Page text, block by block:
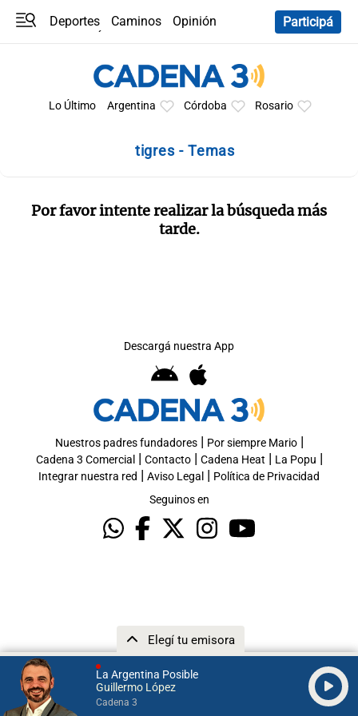
La Argentina Posible
Guillermo López
Cadena 3
Elegí tu emisora
Deportes Caminos
Opinión
Participá
Lo Último Argentina Córdoba Rosario
tigres - Temas
Por favor intente realizar la búsqueda más
tarde.
Descargá nuestra App
Nuestros padres fundadores| Por siempre Mario|
Cadena 3 Comercial | Contacto| Cadena Heat | La Popu |
Integrar nuestra red | Aviso Legal | Política de Privacidad
Seguinos en